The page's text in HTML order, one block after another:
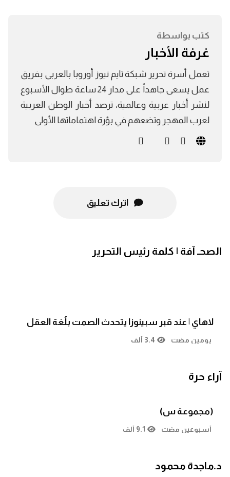
كتب بواسطة
غرفة الأخبار
تعمل أسرة تحرير شبكة تايم نيوز أوروبا بالعربي بفريق
عمل يسعى جاهداً على مدار 24 ساعة طوال الأسبوع
لنشر أخبار عربية وعالمية، ترصد أخبار الوطن العربية
لعرب المهجر وتضعهم في بؤرة اهتماماتها الأولى
اترك تعليق
الصحـ آفة | كلمة رئيس التحرير
لاهاي | عند قبر سبينوزا يتحدث الصمت بلُغة العقل
يومين مضت 3.4 ألف
آراء حرة
(مجموعة س)
أسبوعين مضت 9.1 ألف
د.ماجدة محمود